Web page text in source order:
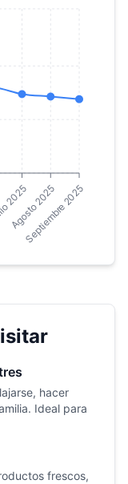
2025
Agosto 2025
Septiembre 2025
hacer
Ideal para
frescos,